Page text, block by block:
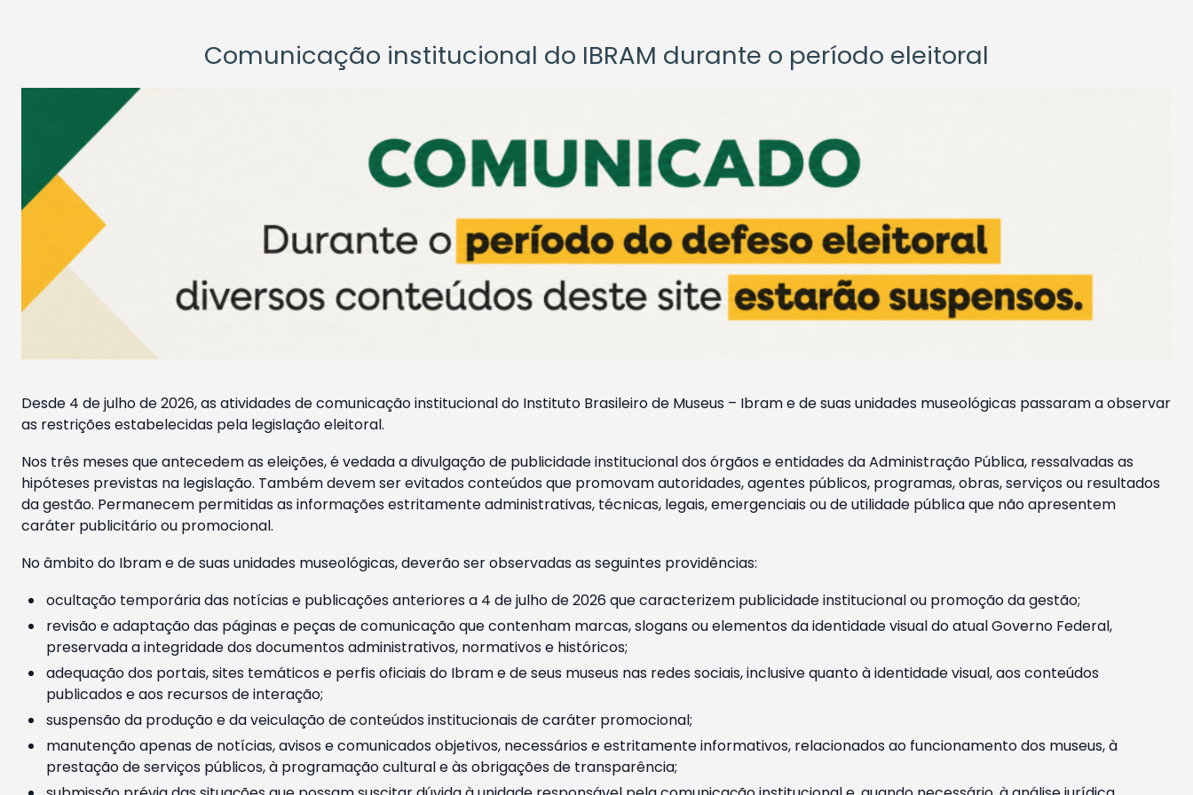
Comunicação institucional do IBRAM durante o período eleitoral
Desde 4 de julho de 2026, as atividades de comunicação institucional do Instituto Brasileiro de Museus – Ibram e de suas unidades museológicas passaram a observar
as restrições estabelecidas pela legislação eleitoral.
Nos três meses que antecedem as eleições, é vedada a divulgação de publicidade institucional dos órgãos e entidades da Administração Pública, ressalvadas as
hipóteses previstas na legislação. Também devem ser evitados conteúdos que promovam autoridades, agentes públicos, programas, obras, serviços ou resultados
da gestão. Permanecem permitidas as informações estritamente administrativas, técnicas, legais, emergenciais ou de utilidade pública que não apresentem
caráter publicitário ou promocional.
No âmbito do Ibram e de suas unidades museológicas, deverão ser observadas as seguintes providências:
ocultação temporária das notícias e publicações anteriores a 4 de julho de 2026 que caracterizem publicidade institucional ou promoção da gestão;
revisão e adaptação das páginas e peças de comunicação que contenham marcas, slogans ou elementos da identidade visual do atual Governo Federal,
preservada a integridade dos documentos administrativos, normativos e históricos;
adequação dos portais, sites temáticos e perfis oficiais do Ibram e de seus museus nas redes sociais, inclusive quanto à identidade visual, aos conteúdos
publicados e aos recursos de interação;
suspensão da produção e da veiculação de conteúdos institucionais de caráter promocional;
manutenção apenas de notícias, avisos e comunicados objetivos, necessários e estritamente informativos, relacionados ao funcionamento dos museus, à
prestação de serviços públicos, à programação cultural e às obrigações de transparência;